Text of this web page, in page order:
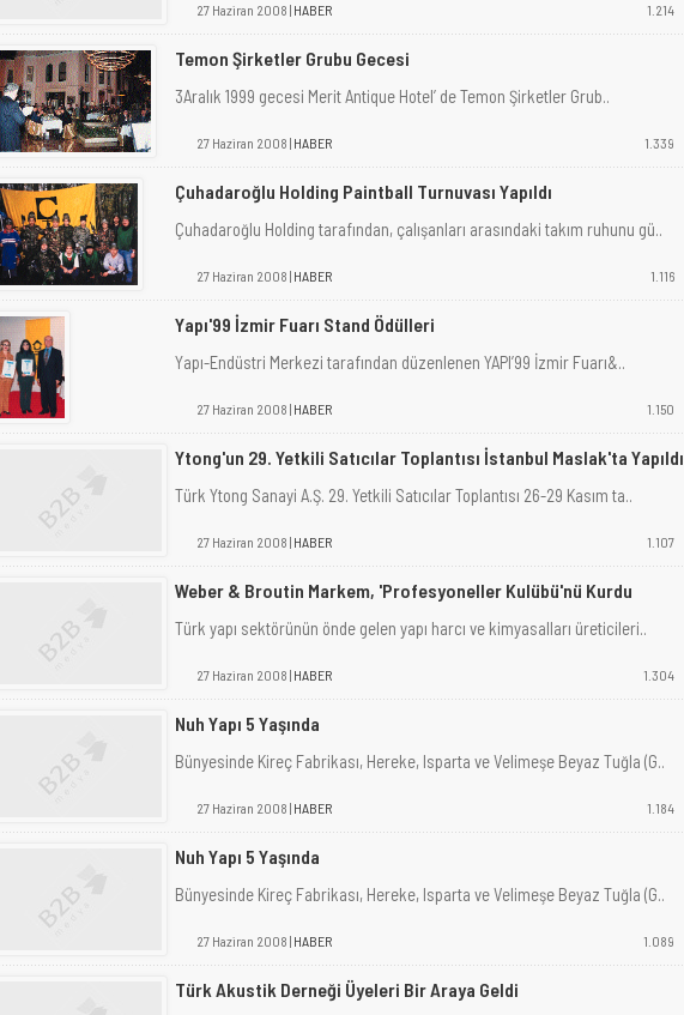
27 Haziran 2008 | HABER 1.214
Temon Şirketler Grubu Gecesi
3Aralık 1999 gecesi Merit Antique Hotel’ de Temon Şirketler Grub..
27 Haziran 2008 | HABER 1.339
Çuhadaroğlu Holding Paintball Turnuvası Yapıldı
Çuhadaroğlu Holding tarafından, çalışanları arasındaki takım ruhunu gü..
27 Haziran 2008 | HABER 1.116
Yapı'99 İzmir Fuarı Stand Ödülleri
Yapı-Endüstri Merkezi tarafından düzenlenen YAPI’99 İzmir Fuarı&..
27 Haziran 2008 | HABER 1.150
Ytong'un 29. Yetkili Satıcılar Toplantısı İstanbul Maslak'ta Yapıldı
Türk Ytong Sanayi A.Ş. 29. Yetkili Satıcılar Toplantısı 26-29 Kasım ta..
27 Haziran 2008 | HABER 1.107
Weber & Broutin Markem, 'Profesyoneller Kulübü'nü Kurdu
Türk yapı sektörünün önde gelen yapı harcı ve kimyasalları üreticileri..
27 Haziran 2008 | HABER 1.304
Nuh Yapı 5 Yaşında
Bünyesinde Kireç Fabrikası, Hereke, Isparta ve Velimeşe Beyaz Tuğla (G..
27 Haziran 2008 | HABER 1.184
Nuh Yapı 5 Yaşında
Bünyesinde Kireç Fabrikası, Hereke, Isparta ve Velimeşe Beyaz Tuğla (G..
27 Haziran 2008 | HABER 1.089
Türk Akustik Derneği Üyeleri Bir Araya Geldi